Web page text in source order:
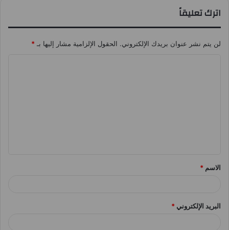
اترك تعليقاً
لن يتم نشر عنوان بريدك الإلكتروني. الحقول الإلزامية مشار إليها بـ *
*
الاسم *
البريد الإلكتروني *